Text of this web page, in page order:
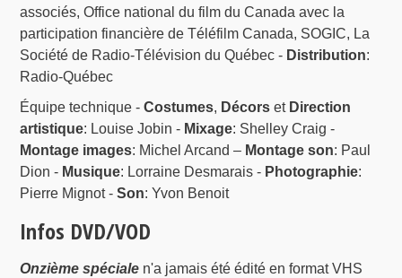
associés, Office national du film du Canada avec la
participation financière de Téléfilm Canada, SOGIC, La
Société de Radio-Télévision du Québec - Distribution:
Radio-Québec
Équipe technique -Costumes, Décors et Direction
artistique: Louise Jobin - Mixage: Shelley Craig -
Montage images: Michel Arcand – Montage son: Paul
Dion - Musique: Lorraine Desmarais - Photographie:
Pierre Mignot -Son: Yvon Benoit
Infos DVD/VOD
Onzième spéciale n'a jamais été édité en format VHS